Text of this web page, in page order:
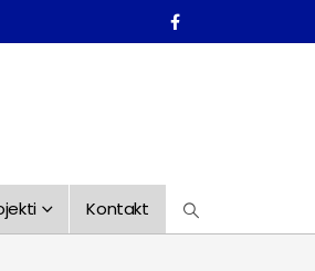
Kontakt